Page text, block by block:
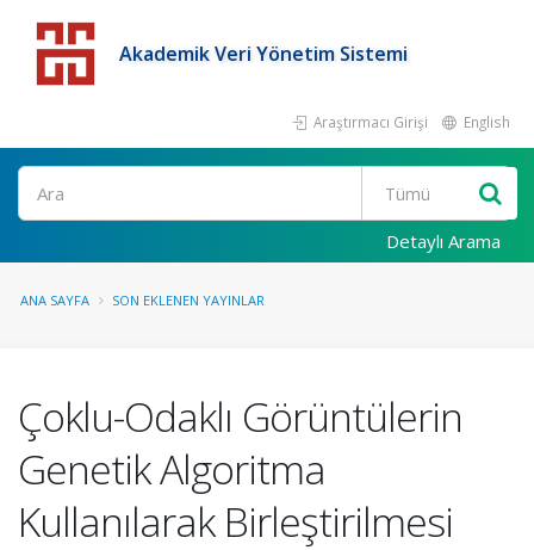
Akademik Veri Yönetim Sistemi
Araştırmacı Girişi English
Detaylı Arama
ANA SAYFA SON EKLENEN YAYINLAR
Çoklu-Odaklı Görüntülerin
Genetik Algoritma
Kullanılarak Birleştirilmesi